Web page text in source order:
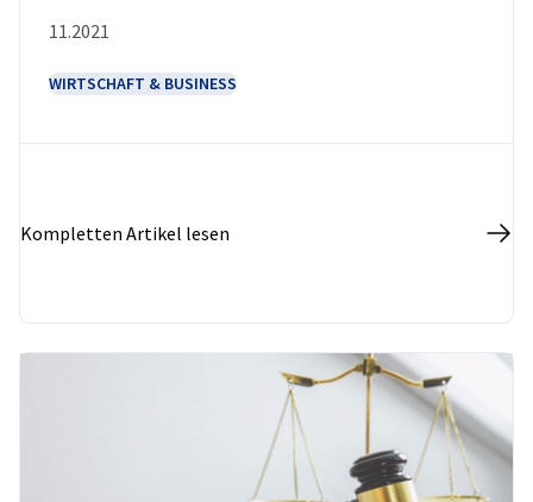
11.2021
WIRTSCHAFT & BUSINESS
Kompletten Artikel lesen